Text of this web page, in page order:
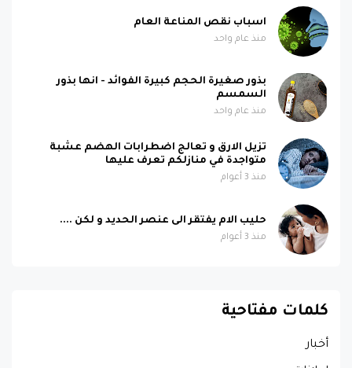
اسباب نقص المناعة العام
منذ عام واحد
بذور صغيرة الحجم كبيرة الفوائد - انها بذور
السمسم
منذ عام واحد
تزيل الارق و تعالج اضطرابات الهضم عشبة
متواجدة في منازلكم تعرف عليها
منذ 3 أعوام
حليب الام يفتقر الى عنصر الحديد و لكن ....
منذ 3 أعوام
كلمات مفتاحية
أخبار